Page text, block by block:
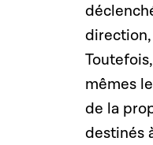
mêmes
de la
destinés